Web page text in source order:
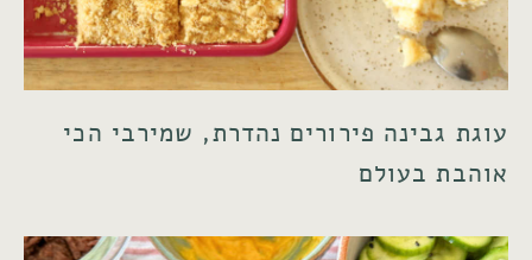
עוגת גבינה פירורים נהדרת, שמירבי הכי
אוהבת בעולם